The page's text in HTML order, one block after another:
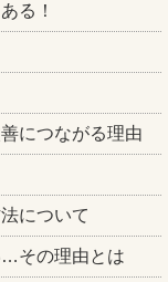
る！
につながる理由
について
…その理由とは